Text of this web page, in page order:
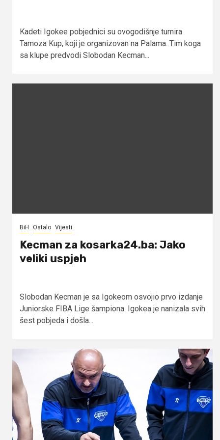
Kadeti Igokee pobjednici su ovogodišnje turnira
Tamoza Kup, koji je organizovan na Palama. Tim koga
sa klupe predvodi Slobodan Kecman...
BiH Ostalo Vijesti
Kecman za kosarka24.ba: Jako
veliki uspjeh
Slobodan Kecman je sa Igokeom osvojio prvo izdanje
Juniorske FIBA Lige šampiona. Igokea je nanizala svih
šest pobjeda i došla...